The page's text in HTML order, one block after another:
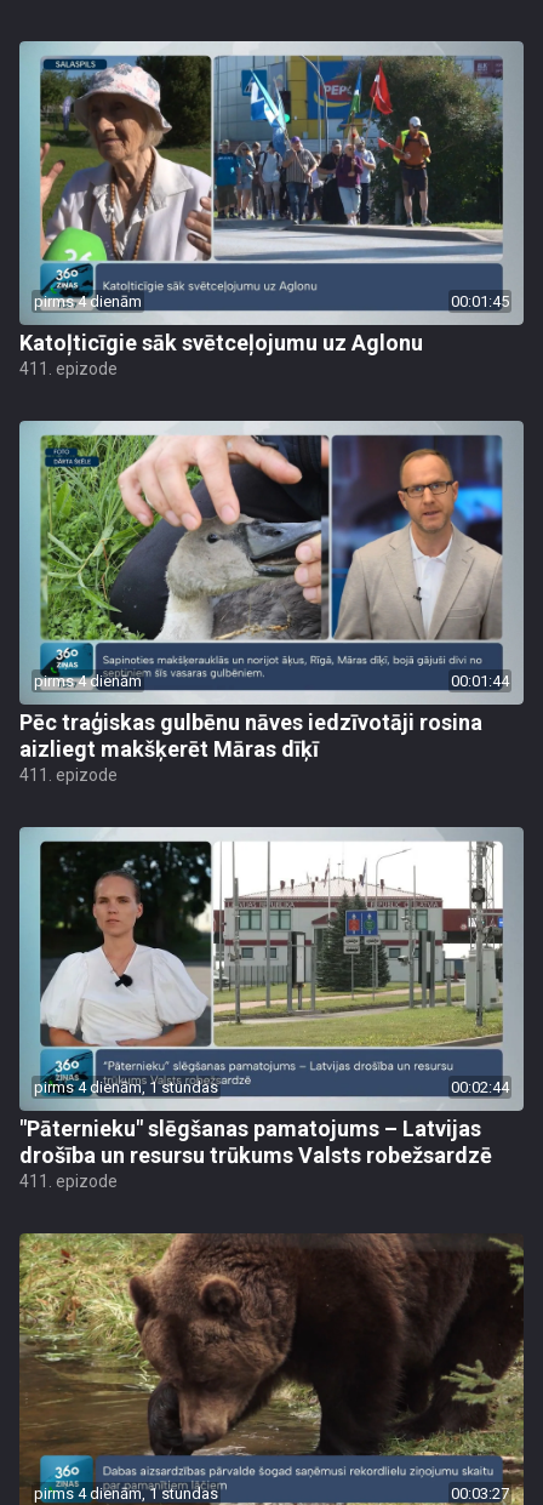
pirms 4 dienām 00:01:45
Katoļticīgie sāk svētceļojumu uz Aglonu
411. epizode
pirms 4 dienām 00:01:44
Pēc traģiskas gulbēnu nāves iedzīvotāji rosina
aizliegt makšķerēt Māras dīķī
411. epizode
pirms 4 dienām, 1 stundas 00:02:44
"Pāternieku" slēgšanas pamatojums – Latvijas
drošība un resursu trūkums Valsts robežsardzē
411. epizode
pirms 4 dienām, 1 stundas 00:03:27